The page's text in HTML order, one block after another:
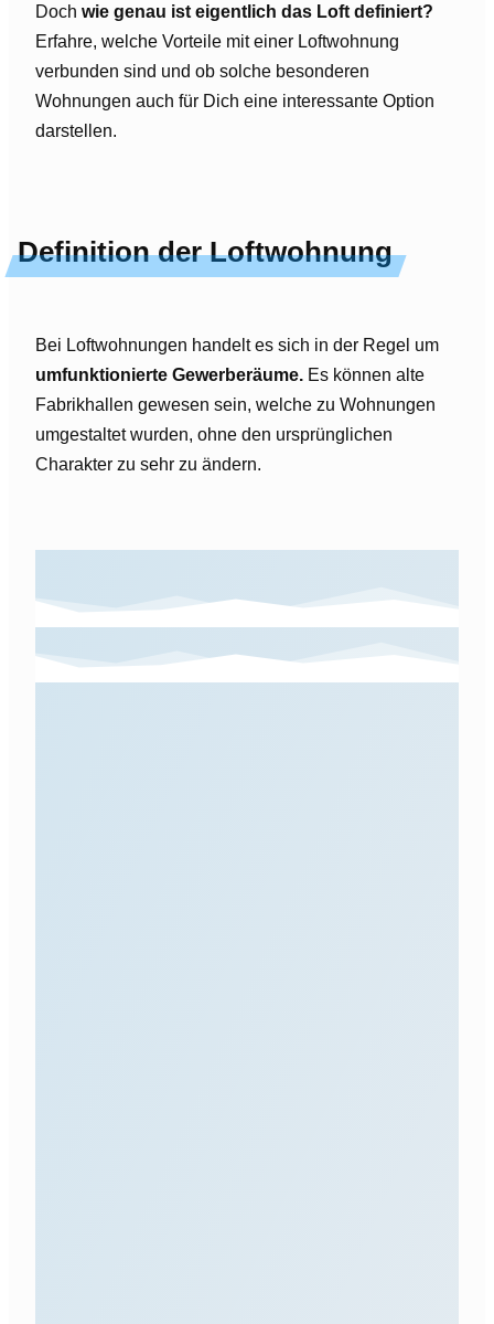
Doch wie genau ist eigentlich das Loft definiert?
Erfahre, welche Vorteile mit einer Loftwohnung
verbunden sind und ob solche besonderen
Wohnungen auch für Dich eine interessante Option
darstellen.
Definition der Loftwohnung
Bei Loftwohnungen handelt es sich in der Regel um
umfunktionierte Gewerberäume. Es können alte
Fabrikhallen gewesen sein, welche zu Wohnungen
umgestaltet wurden, ohne den ursprünglichen
Charakter zu sehr zu ändern.